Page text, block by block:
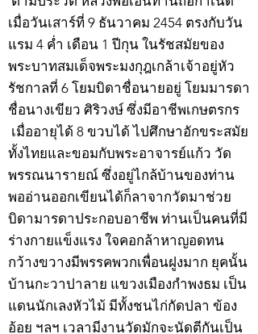
เมื่อวันเสาร์ที่ 9 ธันวาคม 2454 ตรงกับวัน
แรม 4 ค่ำ เดือน 1 ปีกุน ในรัชสมัยของ
พระบาทสมเด็จพระมงกุฎเกล้าเจ้าอยู่หัว
รัชกาลที่ 6 โยมบิดาชื่อนายอยู่ โยมมารดา
ชื่อนางเขียว ศิริวงษ์ ซึ่งมีอาชีพเกษตรกร
เมื่ออายุได้ 8 ขวบได้ ไปศึกษาอักขระสมัย
ทั้งไทยและขอมกับพระอาจารย์แก้ว วัด
พรรณนารายณ์ ซึ่งอยู่ไกล้บ้านของท่าน
พออ่านออกเขียนได้ก็ลาจากวัดมาช่วย
บิดามารดาประกอบอาชีพ ท่านเป็นคนที่มี
ร่างกายแข็งแรง ใจคอกล้าหาญอดทน
กว้างขวางมีพรรคพวกเพื่อนฝูงมาก ยุคนั้น
บ้านกะวาปาลาย แขวงเมืองกำพงธม เป็น
แดนนักเลงหัวไม้ มีทั้งชนไก่กัดปลา ข้อง
อ้อย ฯลฯ เวลามีงานวัดมักจะนัดตีกันเป็น